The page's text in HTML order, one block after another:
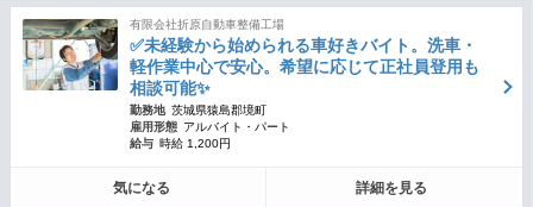
有限会社折原自動車整備工場
✅未経験から始められる車好きバイト。洗車・
軽作業中心で安心。希望に応じて正社員登用も
相談可能✨
勤務地 茨城県猿島郡境町
雇用形態 アルバイト・パート
給与 時給 1,200円
気になる 詳細を見る